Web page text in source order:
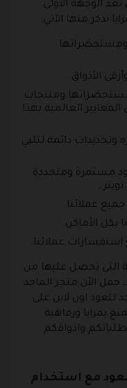
الوجهة الأولى
نذكر منها الآتي:
الأذواق.
ومنتجات
العالمية بهذا
وتجديدات دائمة لتلبي
مستمرة ومتجددة
.
عملائنا.
بكل الأماكن.
عملائنا.
التي تحصل عليها من
حمل الأن متجر الماجد
اون لاين على
بمزايا ورفاهية
طلباتكم واذواقكم
مع استخدام